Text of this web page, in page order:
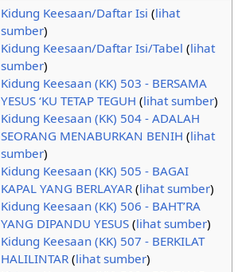
Kidung Keesaan/Daftar Isi (lihat
sumber)
Kidung Keesaan/Daftar Isi/Tabel (lihat
sumber)
Kidung Keesaan (KK) 503 - BERSAMA
YESUS ‘KU TETAP TEGUH (lihat sumber)
Kidung Keesaan (KK) 504 - ADALAH
SEORANG MENABURKAN BENIH (lihat
sumber)
Kidung Keesaan (KK) 505 - BAGAI
KAPAL YANG BERLAYAR (lihat sumber)
Kidung Keesaan (KK) 506 - BAHT’RA
YANG DIPANDU YESUS (lihat sumber)
Kidung Keesaan (KK) 507 - BERKILAT
HALILINTAR (lihat sumber)